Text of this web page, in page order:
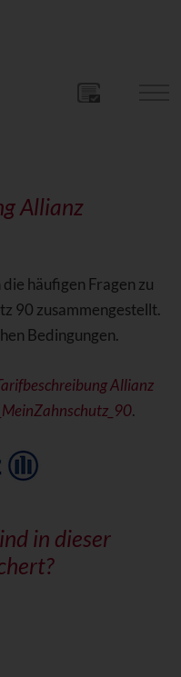
Allianz
häufigen Fragen zu
90 zusammengestellt.
Bedingungen.
Allianz
.
in dieser